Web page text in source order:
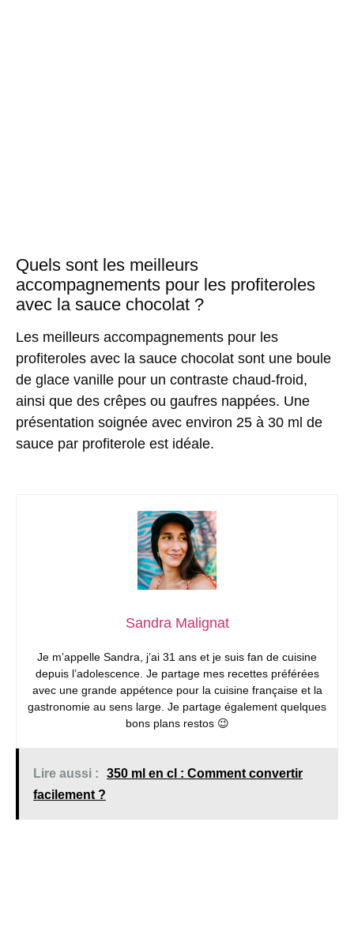
Quels sont les meilleurs
accompagnements pour les profiteroles
avec la sauce chocolat ?
Les meilleurs accompagnements pour les
profiteroles avec la sauce chocolat sont une boule
de glace vanille pour un contraste chaud-froid,
ainsi que des crêpes ou gaufres nappées. Une
présentation soignée avec environ 25 à 30 ml de
sauce par profiterole est idéale.
Sandra Malignat
Je m’appelle Sandra, j’ai 31 ans et je suis fan de cuisine
depuis l’adolescence. Je partage mes recettes préférées
avec une grande appétence pour la cuisine française et la
gastronomie au sens large. Je partage également quelques
bons plans restos 😉
Lire aussi :
350 ml en cl : Comment convertir
facilement ?